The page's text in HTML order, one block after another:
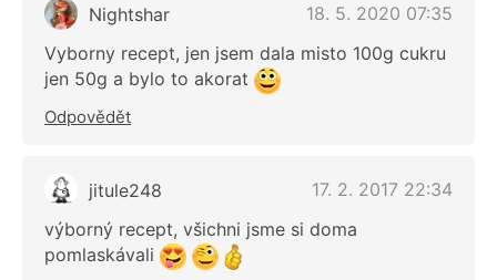
Nightshar
18. 5. 2020 07:35
Vyborny recept, jen jsem dala misto 100g cukru
jen 50g a bylo to akorat
Odpovědět
jitule248
17. 2. 2017 22:34
výborný recept, všichni jsme si doma
pomlaskávali